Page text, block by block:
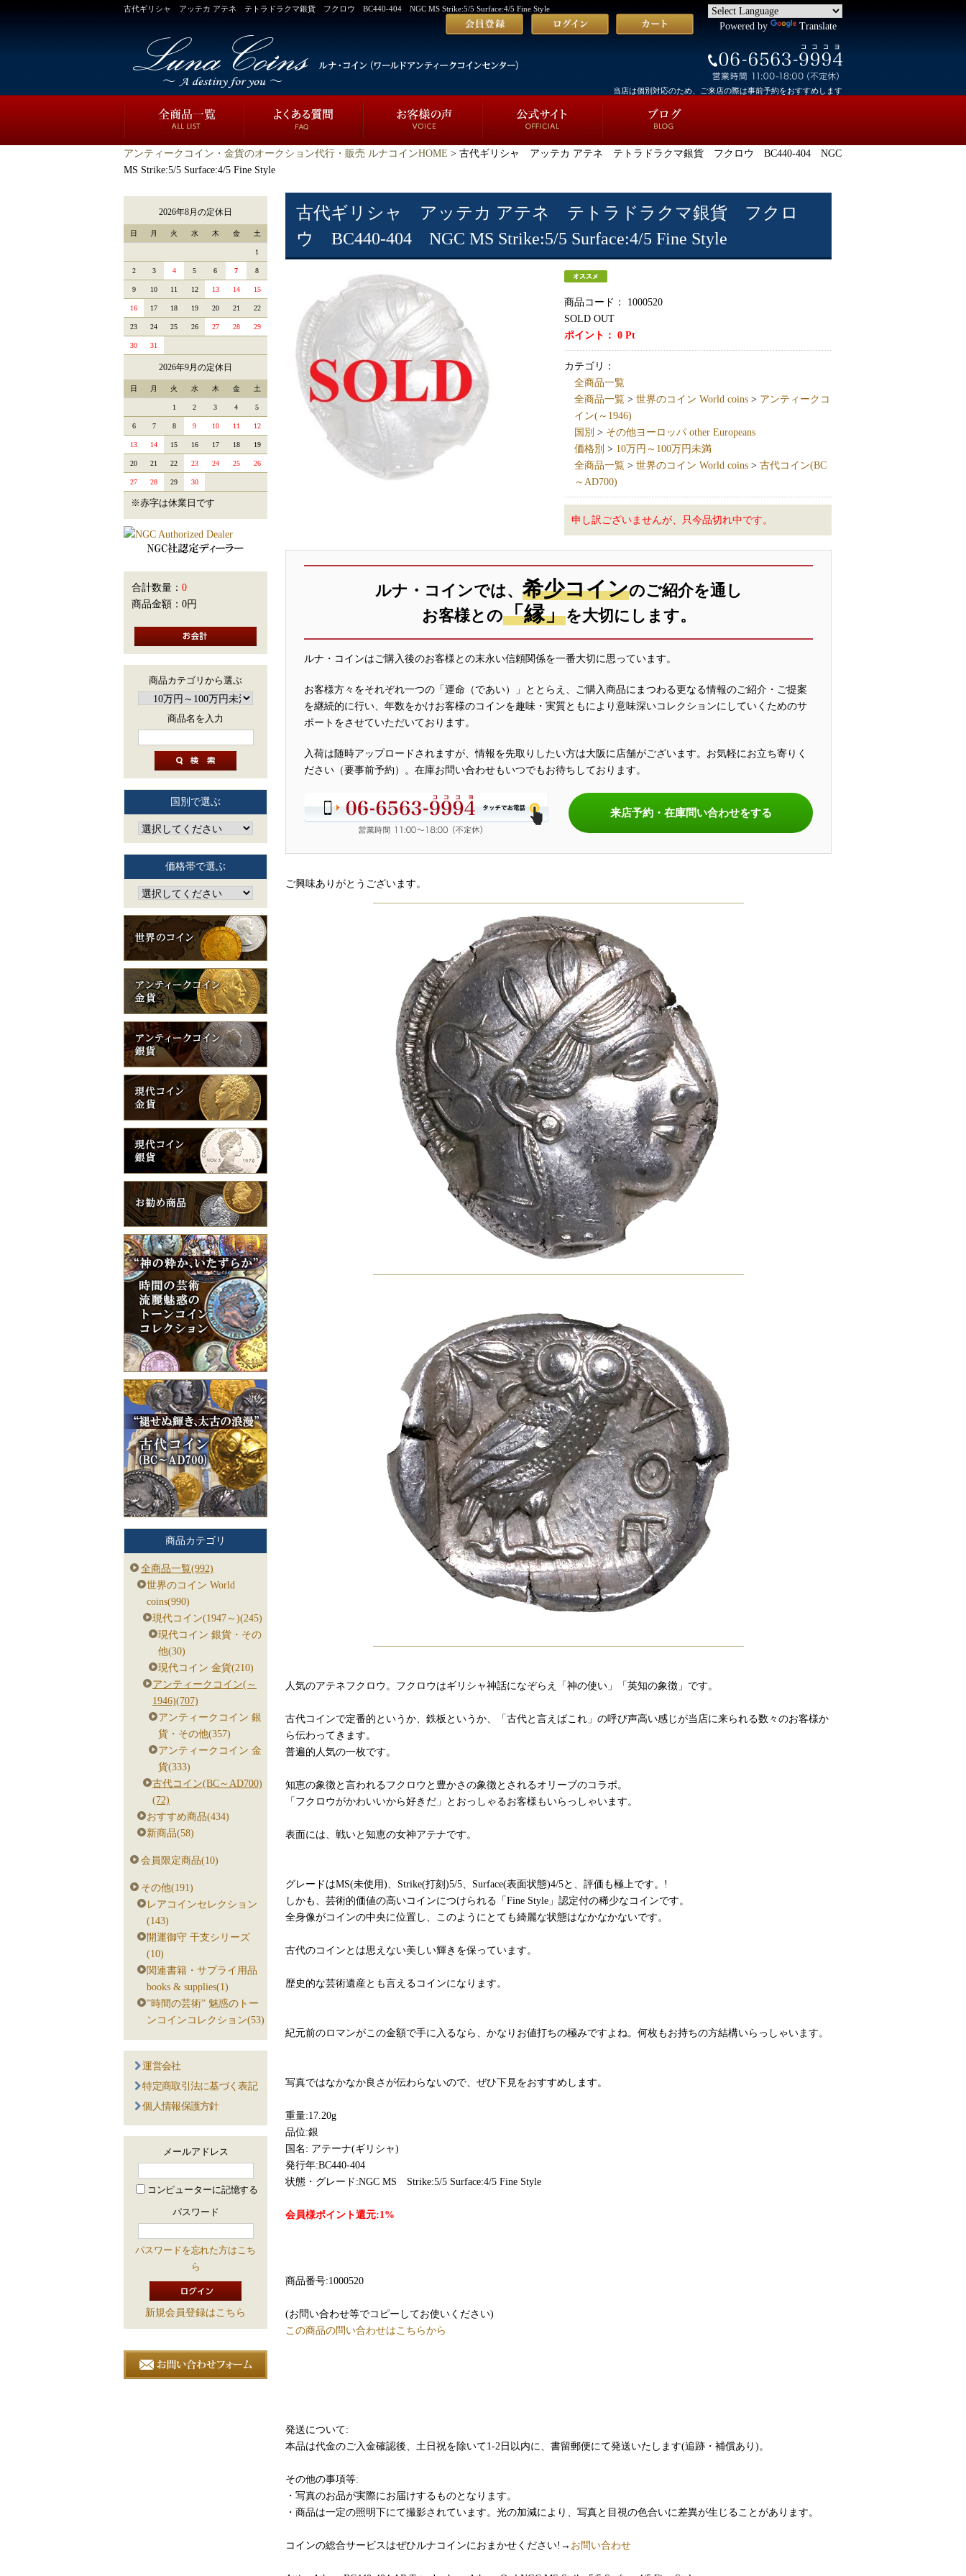
古代ギリシャ アッテカ アテネ テトラドラクマ銀貨 フクロウ BC440-404 NGC MS Strike:5/5 Surface:4/5 Fine Style
Powered by Translate
当店は個別対応のため、ご来店の際は事前予約をおすすめします
アンティークコイン・金貨のオークション代行・販売 ルナコインHOME > 古代ギリシャ アッテカ アテネ テトラドラクマ銀貨 フクロウ BC440-404 NGC
MS Strike:5/5 Surface:4/5 Fine Style
古代ギリシャ アッテカ アテネ テトラドラクマ銀貨 フクロ
ウ BC440-404 NGC MS Strike:5/5 Surface:4/5 Fine Style
商品コード：
1000520
SOLD OUT
ポイント： 0Pt
カテゴリ：
全商品一覧
全商品一覧> 世界のコイン World coins> アンティークコ
イン(～1946)
国別 > その他ヨーロッパ other Europeans
価格別 > 10万円～100万円未満
全商品一覧> 世界のコイン World coins> 古代コイン(BC
～AD700)
申し訳ございませんが、只今品切れ中です。
ルナ・コインでは、 希少コインのご紹介を通し
お客様との「縁」を大切にします。
ルナ・コインはご購入後のお客様との末永い信頼関係を一番大切に思っています。
お客様方々をそれぞれ一つの「運命（であい）」ととらえ、ご購入商品にまつわる更なる情報のご紹介・ご提案
を継続的に行い、年数をかけお客様のコインを趣味・実質ともにより意味深いコレクションにしていくためのサ
ポートをさせていただいております。
入荷は随時アップロードされますが、情報を先取りしたい方は大阪に店舗がございます。お気軽にお立ち寄りく
ださい（要事前予約）。在庫お問い合わせもいつでもお待ちしております。
来店予約・在庫問い合わせをする
ご興味ありがとうございます。
人気のアテネフクロウ。フクロウはギリシャ神話になぞらえ「神の使い」「英知の象徴」です。
古代コインで定番的というか、鉄板というか、「古代と言えばこれ」の呼び声高い感じが当店に来られる数々のお客様か
ら伝わってきます。
普遍的人気の一枚です。
知恵の象徴と言われるフクロウと豊かさの象徴とされるオリーブのコラボ。
「フクロウがかわいいから好きだ」とおっしゃるお客様もいらっしゃいます。
表面には、戦いと知恵の女神アテナです。
グレードはMS(未使用)、Strike(打刻)5/5、Surface(表面状態)4/5と、評価も極上です。!
しかも、芸術的価値の高いコインにつけられる「Fine Style」認定付の稀少なコインです。
全身像がコインの中央に位置し、このようにとても綺麗な状態はなかなかないです。
古代のコインとは思えない美しい輝きを保っています。
歴史的な芸術遺産とも言えるコインになります。
紀元前のロマンがこの金額で手に入るなら、かなりお値打ちの極みですよね。何枚もお持ちの方結構いらっしゃいます。
写真ではなかなか良さが伝わらないので、ぜひ下見をおすすめします。
重量:17.20g
品位:銀
国名: アテーナ(ギリシャ)
発行年:BC440-404
状態・グレード:NGC MS Strike:5/5 Surface:4/5 Fine Style
会員様ポイント還元:1%
商品番号:1000520
(お問い合わせ等でコピーしてお使いください)
この商品の問い合わせはこちらから
発送について:
本品は代金のご入金確認後、土日祝を除いて1-2日以内に、書留郵便にて発送いたします(追跡・補償あり)。
その他の事項等:
・写真のお品が実際にお届けするものとなります。
・商品は一定の照明下にて撮影されています。光の加減により、写真と目視の色合いに差異が生じることがあります。
コインの総合サービスはぜひルナコインにおまかせください!→ お問い合わせ
2026年8月の定休日
日 月 火 水 木 金 土
1
2 3 4 5 6 7 8
9 10 11 12 13 14 15
16 17 18 19 20 21 22
23 24 25 26 27 28 29
30 31
2026年9月の定休日
日 月 火 水 木 金 土
1 2 3 4 5
6 7 8 9 10 11 12
13 14 15 16 17 18 19
20 21 22 23 24 25 26
27 28 29 30
※赤字は休業日です
合計数量： 0
商品金額： 0円
商品カテゴリから選ぶ
商品名を入力
国別で選ぶ
価格帯で選ぶ
商品カテゴリ
全商品一覧(992)
世界のコイン World
coins(990)
現代コイン(1947～)(245)
現代コイン 銀貨・その
他(30)
現代コイン 金貨(210)
アンティークコイン(～
1946)(707)
アンティークコイン 銀
貨・その他(357)
アンティークコイン 金
貨(333)
古代コイン(BC～AD700)
(72)
おすすめ商品(434)
新商品(58)
会員限定商品(10)
その他(191)
レアコインセレクション
(143)
開運御守 干支シリーズ
(10)
関連書籍・サプライ用品
books & supplies(1)
”時間の芸術” 魅惑のトー
ンコインコレクション(53)
運営会社
特定商取引法に基づく表記
個人情報保護方針
メールアドレス
コンピューターに記憶する
パスワード
パスワードを忘れた方はこち
ら
新規会員登録はこちら